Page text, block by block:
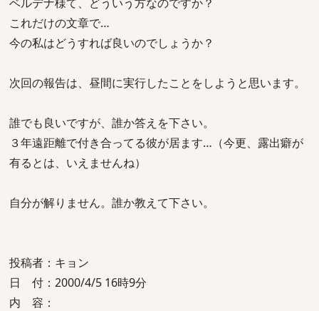
これだけの文章で…
今の私はどうすれば良いのでしょうか？
次回の報告は、昼間に実行したことをしようと思います。
誰でも良いですが、誰か答えを下さい。
３年遠距離で付き合ってる彼が居ます…（今更、露出癖が
有るとは、いえませんね）
自分が解りません。誰か教えて下さい。
投稿者：キョン
日 付：2000/4/5 16時9分
内 容：